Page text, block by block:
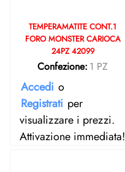
TEMPERAMATITE CONT.1
FORO MONSTER CARIOCA
24PZ 42099
Confezione: 1 PZ
Accedi o
Registrati per
visualizzare i prezzi.
Attivazione immediata!